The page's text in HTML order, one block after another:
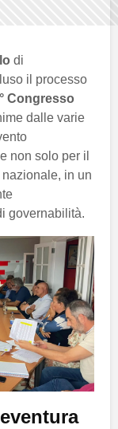
di
il processo
Congresso
dalle varie
non solo per il
in un
governabilità.